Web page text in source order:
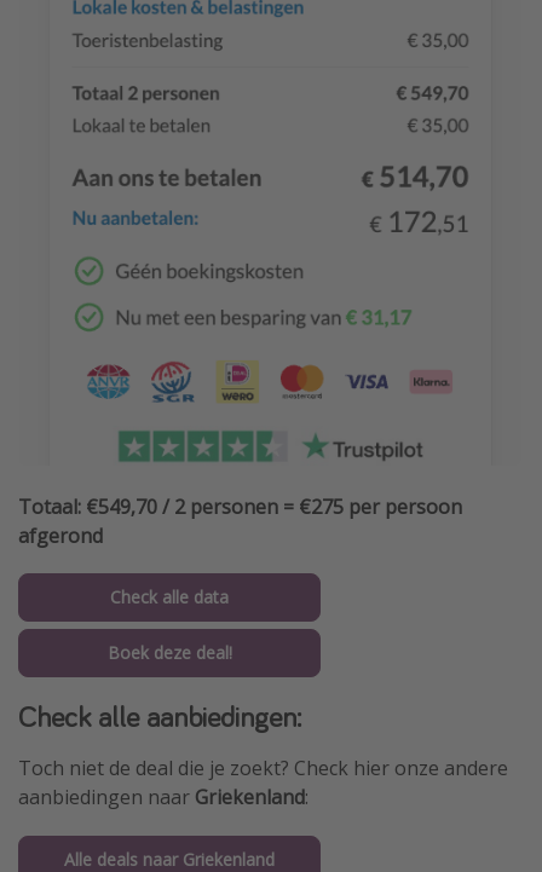
Totaal: €549,70 / 2 personen = €275 per persoon
afgerond
Check alle data
Boek deze deal!
Check alle aanbiedingen:
Toch niet de deal die je zoekt? Check hier onze andere
aanbiedingen naar Griekenland:
Alle deals naar Griekenland